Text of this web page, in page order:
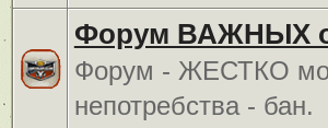
Форум ВАЖНЫХ
Форум - ЖЕСТКО
непотребства - бан.